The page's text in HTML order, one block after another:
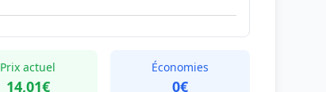
Prix actuel
14,01€
Économies
0€